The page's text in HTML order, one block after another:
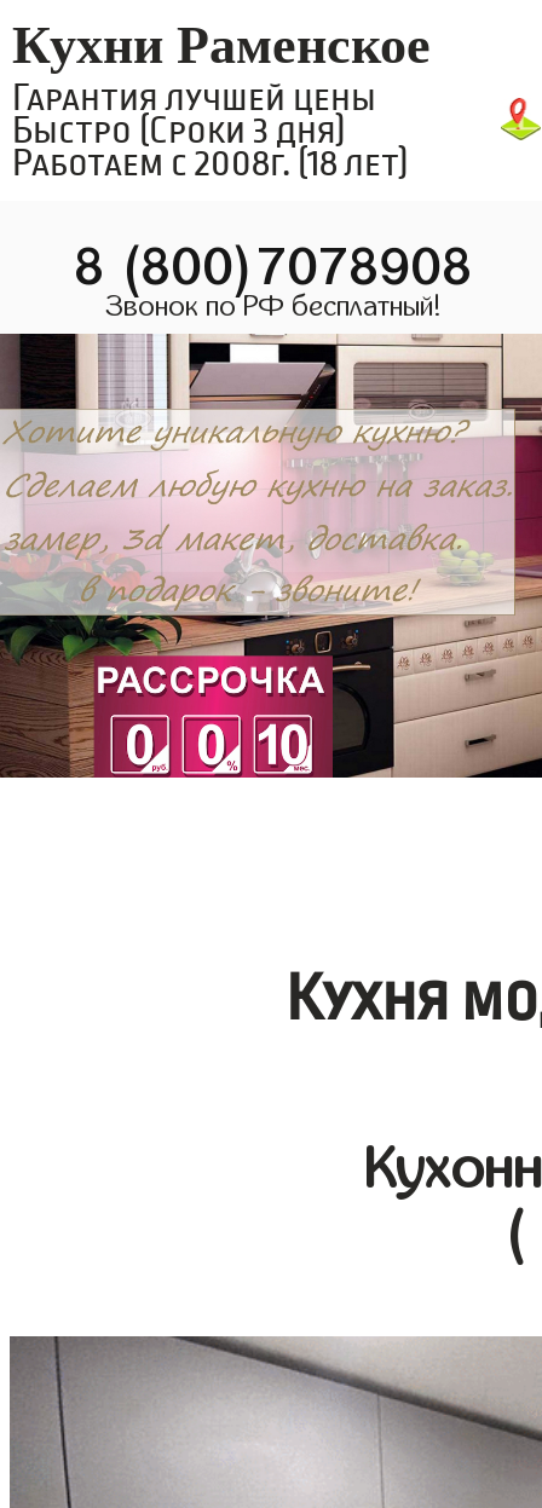
Кухни Раменское
Гарантия лучшей цены
Быстро (Сроки 3 дня)
Работаем с 2008г. (18 лет)
8 (800)7078908
Звонок по РФ бесплатный!
Кухня
(